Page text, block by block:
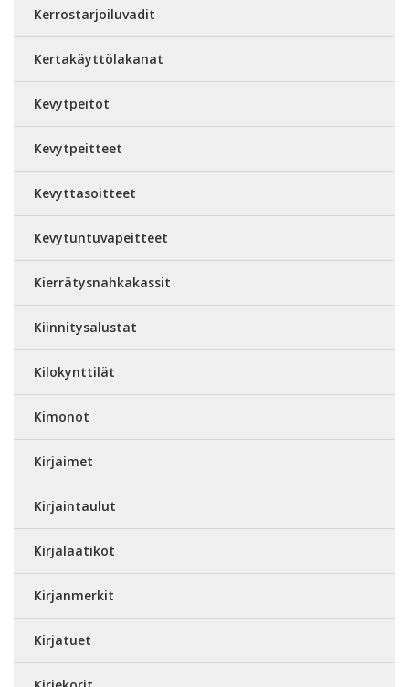
Kerrostarjoiluvadit
Kertakäyttölakanat
Kevytpeitot
Kevytpeitteet
Kevyttasoitteet
Kevytuntuvapeitteet
Kierrätysnahkakassit
Kiinnitysalustat
Kilokynttilät
Kimonot
Kirjaimet
Kirjaintaulut
Kirjalaatikot
Kirjanmerkit
Kirjatuet